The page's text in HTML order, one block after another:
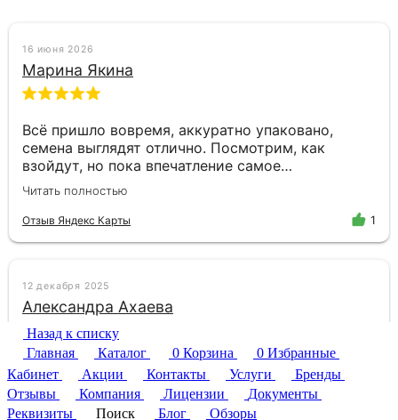
Назад к списку
Главная
Каталог 0 Корзина 0 Избранные
Кабинет
Акции Контакты Услуги
Бренды
Отзывы
Компания Лицензии
Документы
Реквизиты
Поиск Блог Обзоры